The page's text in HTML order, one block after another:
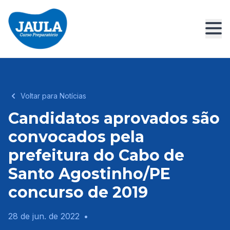
Voltar para Notícias
Candidatos aprovados são
convocados pela
prefeitura do Cabo de
Santo Agostinho/PE
concurso de 2019
28 de jun. de 2022 •